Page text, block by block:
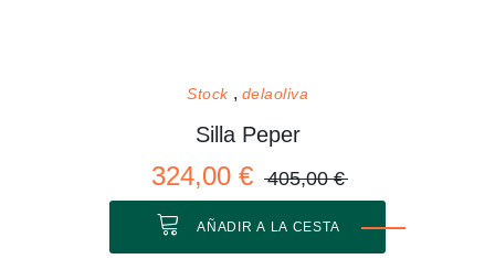
Stock delaoliva
Silla Peper
324,00 € 405,00 €
AÑADIR A LA CESTA